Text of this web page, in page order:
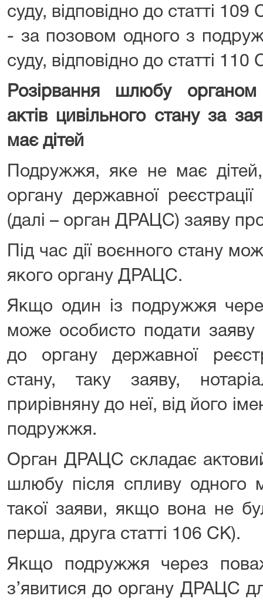
суду, відповідно до статті 109
- за позовом одного з
суду, відповідно до статті
Розірвання шлюбу органом
актів цивільного стану за
має дітей
Подружжя, яке не має
органу державної реєстрації
(далі – орган ДРАЦС) заяву
Під час дії воєнного стану
якого органу ДРАЦС.
Якщо один із подружжя
може особисто подати
до органу державної
стану, таку заяву,
прирівняну до неї, від його
подружжя.
Орган ДРАЦС складає
шлюбу після спливу одного
такої заяви, якщо вона не
перша, друга статті 106 СК).
Якщо подружжя через
з’явитися до органу ДРАЦС